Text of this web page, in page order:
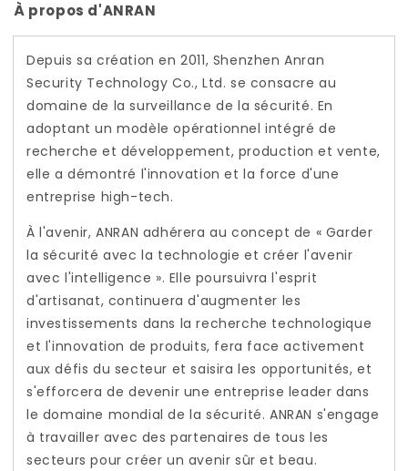
À propos d'ANRAN
Depuis sa création en 2011, Shenzhen Anran
Security Technology Co., Ltd. se consacre au
domaine de la surveillance de la sécurité. En
adoptant un modèle opérationnel intégré de
recherche et développement, production et vente,
elle a démontré l'innovation et la force d'une
entreprise high-tech.
À l'avenir, ANRAN adhérera au concept de « Garder
la sécurité avec la technologie et créer l'avenir
avec l'intelligence ». Elle poursuivra l'esprit
d'artisanat, continuera d'augmenter les
investissements dans la recherche technologique
et l'innovation de produits, fera face activement
aux défis du secteur et saisira les opportunités, et
s'efforcera de devenir une entreprise leader dans
le domaine mondial de la sécurité. ANRAN s'engage
à travailler avec des partenaires de tous les
secteurs pour créer un avenir sûr et beau.